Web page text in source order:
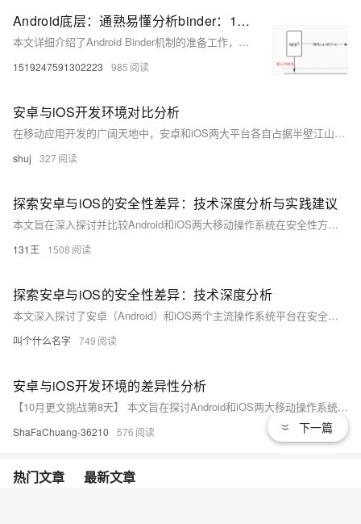
Android底层：通熟易懂分析binder：1.binder准备工作
本文详细介绍了Android Binder机制的准备工作，包括打开Binder驱动、内存映射（mmap）、启动Binder主线程等内容。通过分析系统调用和进程与驱动层的通信，解释了Binder如何实现进程间通信。文章还探讨了Binder主线程的启动流程及其在进程通信中的作用，最后总结了Binder准备工作的调用时机和重要性。
1519247591302223 985
安卓与iOS开发环境对比分析
在移动应用开发的广阔天地中，安卓和iOS两大平台各自占据半壁江山。本文深入探讨了这两个平台的开发环境，从编程语言、开发工具到用户界面设计等多个角度进行比较。通过实际案例分析和代码示例，我们旨在为开发者提供一个清晰的指南，帮助他们根据项目需求和个人偏好做出明智的选择。无论你是初涉移动开发领域的新手，还是寻求跨平台解决方案的资深开发者，这篇文章都将为你提供宝贵的信息和启示。
shuj 327
探索安卓与iOS的安全性差异：技术深度分析与实践建议
本文旨在深入探讨并比较Android和iOS两大移动操作系统在安全性方面的不同之处。通过详细的技术分析，揭示两者在架构设计、权限管理、应用生态及更新机制等方面的安全特性。同时，针对这些差异提出针对性的实践建议，旨在为开发者和用户提供增强移动设备安全性的参考。
131王 1508
探索安卓与iOS的安全性差异：技术深度分析
本文深入探讨了安卓（Android）和iOS两个主流操作系统平台在安全性方面的不同之处。通过比较它们在架构设计、系统更新机制、应用程序生态和隐私保护策略等方面的差异，揭示了每个平台独特的安全优势及潜在风险。此外，文章还讨论了用户在使用这些设备时可以采取的一些最佳实践，以增强个人数据的安全。
叫个什么名字 749
安卓与iOS开发环境的差异性分析
【10月更文挑战第8天】 本文旨在探讨Android和iOS两大移动操作系统在开发环境上的不同，包括开发语言、工具、平台特性等方面。通过对这些差异性的分析，帮助开发者更好地理解两大平台，以便在项目开发中做出更合适的技术选择。
ShaFaChuang-36210 576
热门文章 最新文章
下一篇